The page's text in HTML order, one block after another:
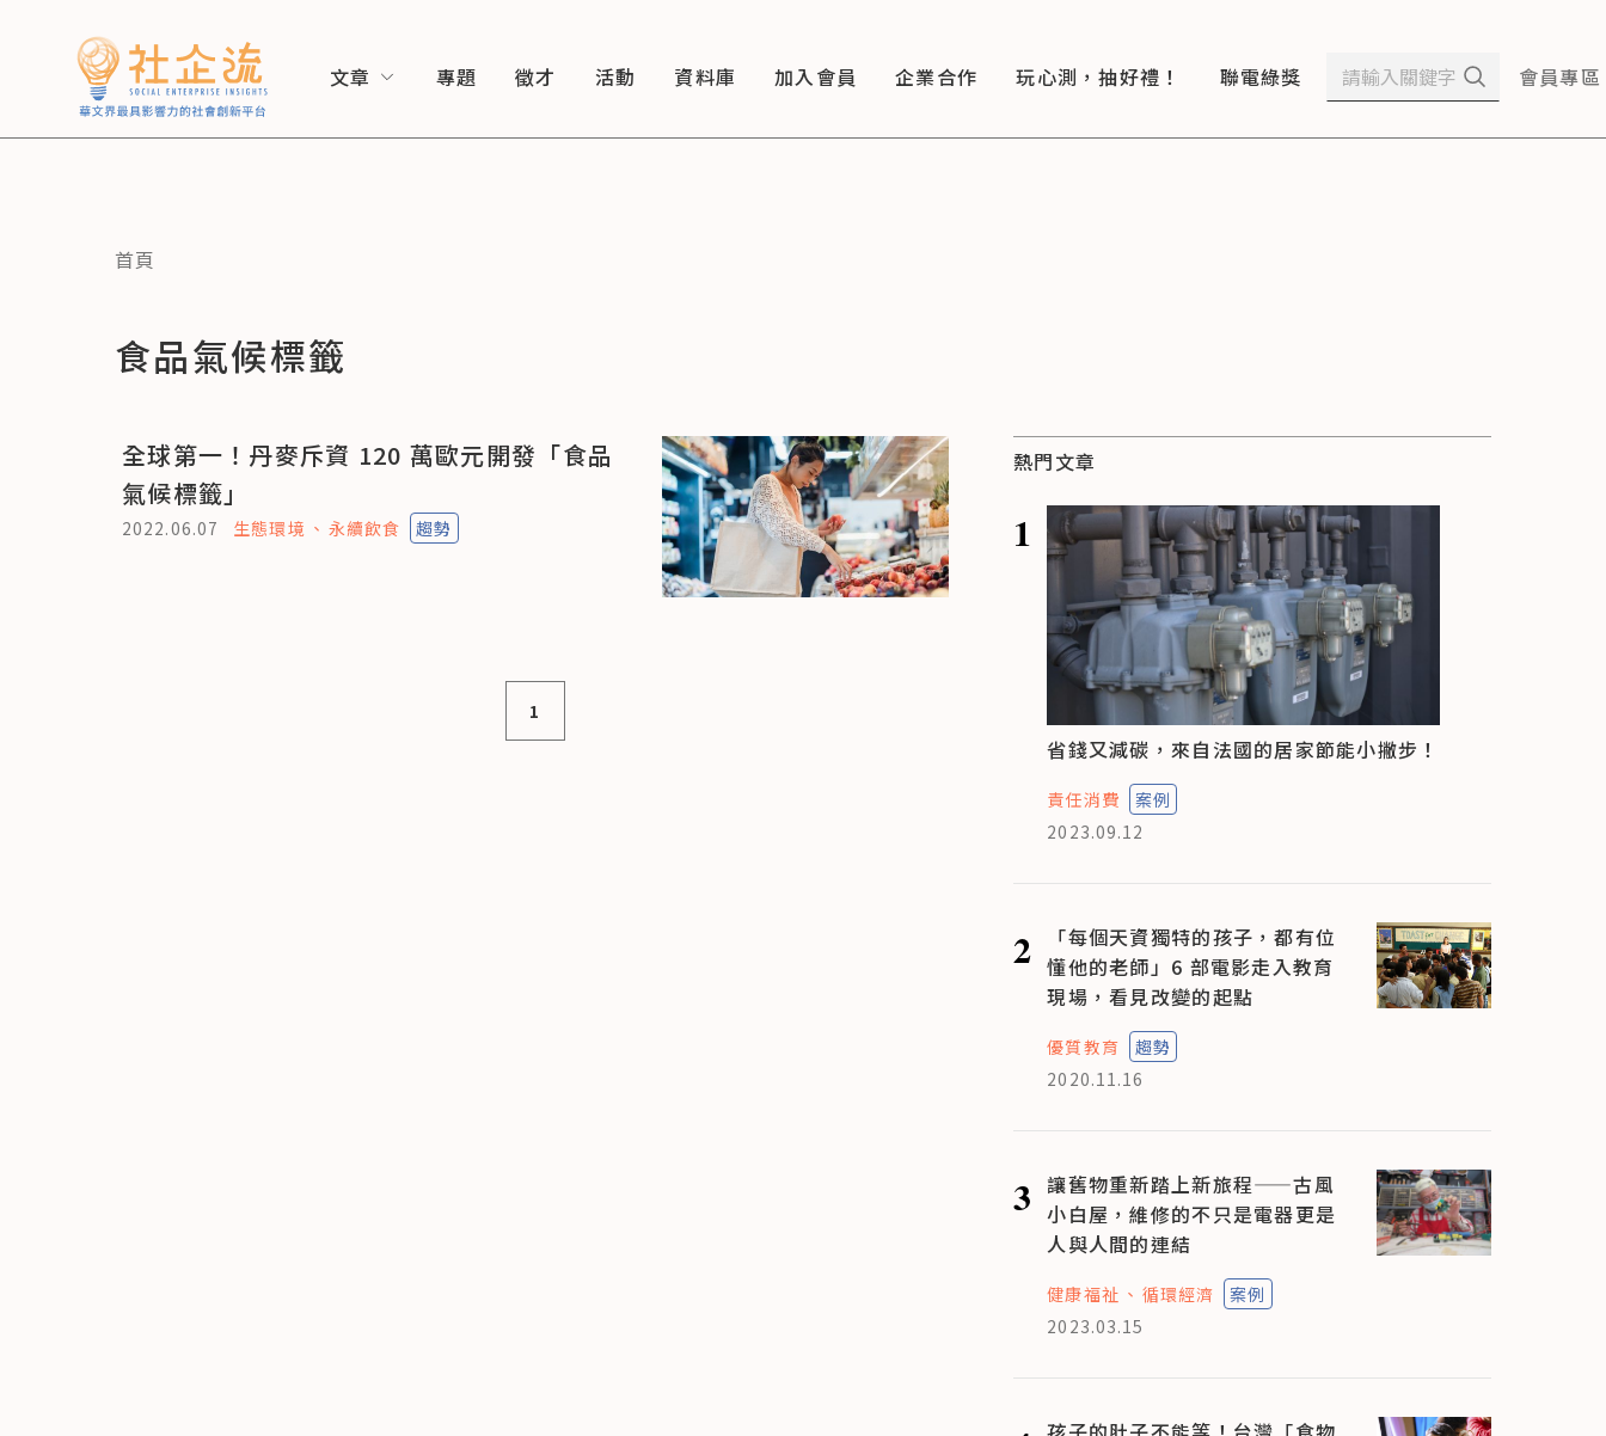
文章 專題 徵才 活動 資料庫 加入會員 企業合作 玩心測，抽好禮！ 聯電綠獎 會員專區
首頁
食品氣候標籤
全球第一！丹麥斥資 120 萬歐元開發「食品
氣候標籤」
2022.06.07 生態環境 永續飲食 趨勢
1
熱門文章
1
省錢又減碳，來自法國的居家節能小撇步！
責任消費
案例
2023.09.12
2
「每個天資獨特的孩子，都有位
懂他的老師」6 部電影走入教育
現場，看見改變的起點
優質教育
趨勢
2020.11.16
3
讓舊物重新踏上新旅程——古風
小白屋，維修的不只是電器更是
人與人間的連結
健康福祉 循環經濟
案例
2023.03.15